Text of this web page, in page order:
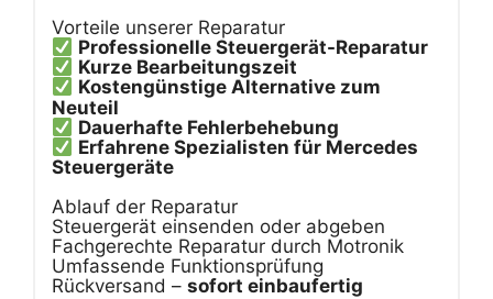
Vorteile unserer Reparatur
Professionelle Steuergerät-Reparatur
Kurze Bearbeitungszeit
Kostengünstige Alternative zum
Neuteil
Dauerhafte Fehlerbehebung
Erfahrene Spezialisten für Mercedes
Steuergeräte
Ablauf der Reparatur
Steuergerät einsenden oder abgeben
Fachgerechte Reparatur durch Motronik
Umfassende Funktionsprüfung
Rückversand – sofort einbaufertig